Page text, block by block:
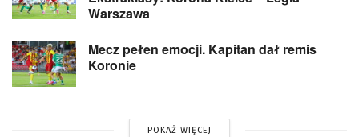
Warszawa
Mecz pełen emocji. Kapitan dał remis
Koronie
POKAŻ WIĘCEJ